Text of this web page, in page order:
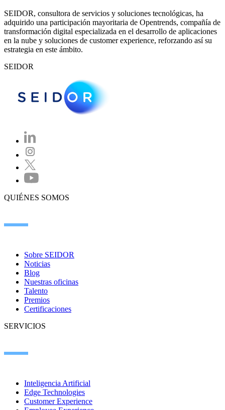
SEIDOR, consultora de servicios y soluciones tecnológicas, ha
adquirido una participación mayoritaria de Opentrends, compañía de
transformación digital especializada en el desarrollo de aplicaciones
en la nube y soluciones de customer experience, reforzando así su
estrategia en este ámbito.
SEIDOR
QUIÉNES SOMOS
Sobre SEIDOR
Noticias
Blog
Nuestras oficinas
Talento
Premios
Certificaciones
SERVICIOS
Inteligencia Artificial
Edge Technologies
Customer Experience